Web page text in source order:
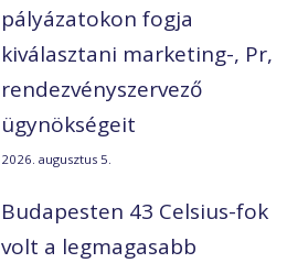
pályázatokon fogja
kiválasztani marketing-, Pr,
rendezvényszervező
ügynökségeit
2026. augusztus 5.
Budapesten 43 Celsius-fok
volt a legmagasabb